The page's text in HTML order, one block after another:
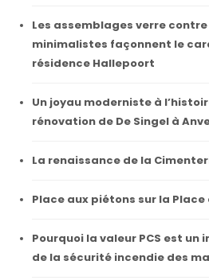
Les assemblages verre
minimalistes façonnent le
résidence Hallepoort
Un joyau moderniste à
rénovation de De Singel à
La renaissance de la
Place aux piétons sur la
Pourquoi la valeur PCS est
de la sécurité incendie des